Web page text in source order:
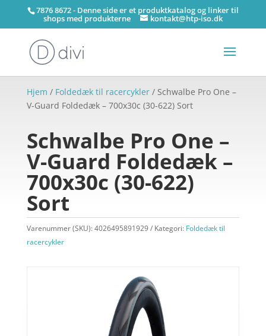
7876 8672 - Denne side er et produktkatalog og linker til
shops med produkterne kontakt@htp-iso.dk
Hjem / Foldedæk til racercykler/ Schwalbe Pro One –
V-Guard Foldedæk – 700x30c (30-622) Sort
Schwalbe Pro One –
V-Guard Foldedæk –
700x30c (30-622)
Sort
Varenummer (SKU):4026495891929 Kategori: Foldedæk til
racercykler